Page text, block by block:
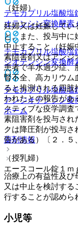
テモカプリル塩酸塩
オテンシン変換酵素
テモカプリル塩酸塩
ジオテンシン変換酵
テモカプリル塩酸塩
アンジオテンシン変
ホーム
薬剤情報
エースコール錠１ｍ
（妊婦）
妊婦又は妊娠してい
と。また、投与中に
中止すること（妊娠
素阻害剤又はアンジ
患者で羊水過少症、
腎不全、高カリウム
ると推測される四肢
われたとの報告があ
クティブな疫学調査
素阻害剤を投与され
クは降圧剤が投与さ
告がある）〔２．５
（授乳婦）
治療上の有益性及び
又は中止を検討する
行することが認めら
小児等